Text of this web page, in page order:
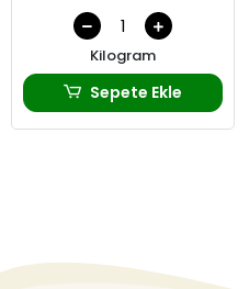
Kilogram
Sepete Ekle